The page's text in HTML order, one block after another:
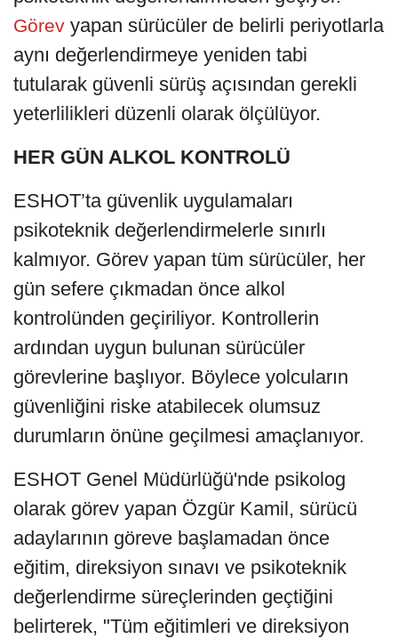
Görev yapan sürücüler de belirli periyotlarla
aynı değerlendirmeye yeniden tabi
tutularak güvenli sürüş açısından gerekli
yeterlilikleri düzenli olarak ölçülüyor.
HER GÜN ALKOL KONTROLÜ
ESHOT’ta güvenlik uygulamaları
psikoteknik değerlendirmelerle sınırlı
kalmıyor. Görev yapan tüm sürücüler, her
gün sefere çıkmadan önce alkol
kontrolünden geçiriliyor. Kontrollerin
ardından uygun bulunan sürücüler
görevlerine başlıyor. Böylece yolcuların
güvenliğini riske atabilecek olumsuz
durumların önüne geçilmesi amaçlanıyor.
ESHOT Genel Müdürlüğü'nde psikolog
olarak görev yapan Özgür Kamil, sürücü
adaylarının göreve başlamadan önce
eğitim, direksiyon sınavı ve psikoteknik
değerlendirme süreçlerinden geçtiğini
belirterek, "Tüm eğitimleri ve direksiyon